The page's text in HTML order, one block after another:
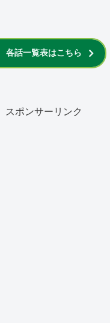
各話一覧表はこちら
スポンサーリンク